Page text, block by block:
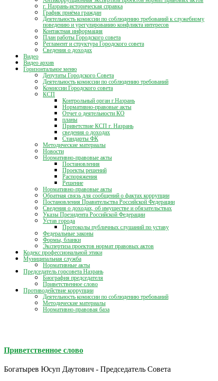
г. Назрань-историческая справка
График приёма граждан
Деятельность комиссии по соблюдению требований к служебному
поведению и урегулированию конфликта интересов
Контактная информация
План работы Городского совета
Регламент и структура Городского совета
Сведения о доходах
Видео
Видео архив
Горизонтальное меню
Депутаты Городского Совета
Деятельность комиссии по соблюдению требований
Комиссии Городского совета
КСП
Контрольный орган г.Назрань
Нормативно-правовые акты
Отчет о деятельности КО
планы
Приветствие КСП г. Назрань
сведения о доходах
Стандарты ФК
Методические материалы
Новости
Нормативно-правовые акты
Постановления
Проекты решений
Распоряжения
Решение
Нормативно-правовые акты
Обратная связь для сообщений о фактах коррупции
Постановления Правительства Российской Федерации
Сведения о доходах, об имуществе и обязательствах
Указы Президента Российской Федерации
Устав города
Протоколы публичных слушаний по уставу
Федеральные законы
Формы, бланки
Экспертиза проектов нормат правовых актов
Кодекс профессиональной этики
Муниципальная служба
Нормативные акты
Председатель горсовета Назрань
Биография председателя
Приветственное слово
Противодействие коррупции
Деятельность комиссии по соблюдению требований
Методические материалы
Нормативно-правовая база
Приветственное слово
Богатырев Юсуп Даутович - Председатель Совета